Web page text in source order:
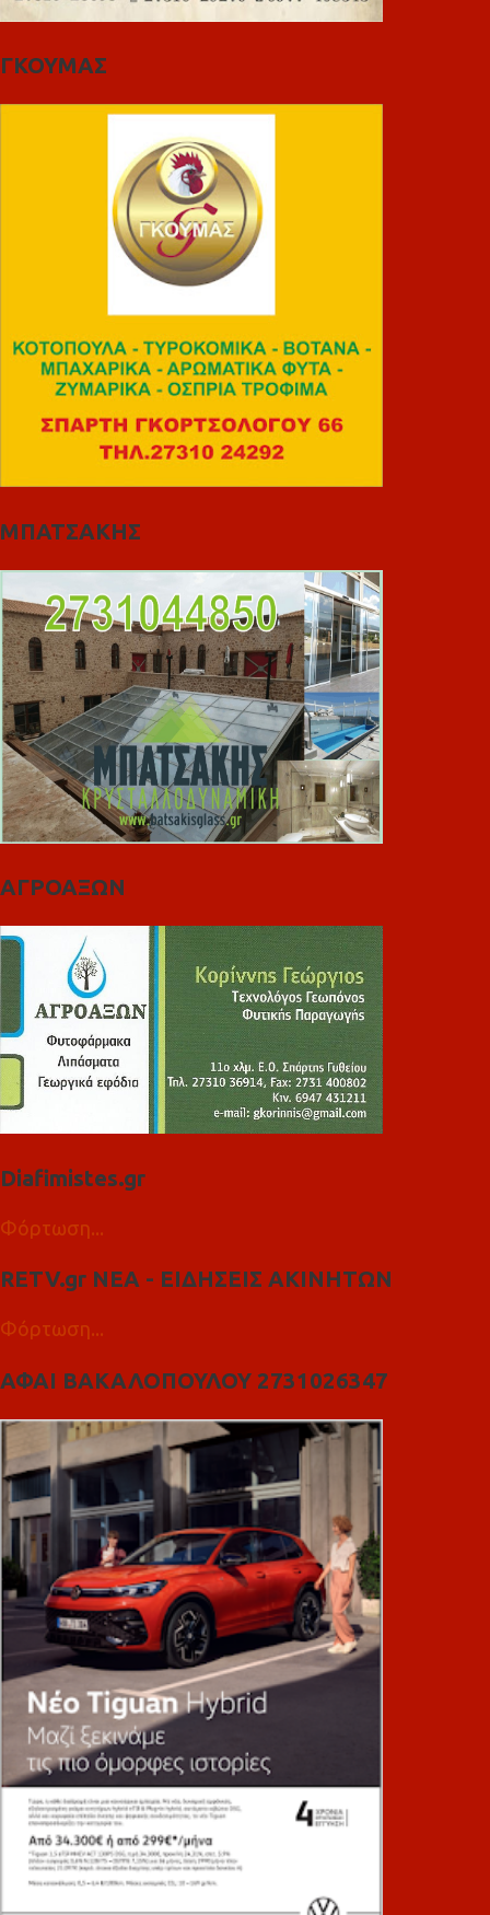
ΓΚΟΥΜΑΣ
ΜΠΑΤΣΑΚΗΣ
ΑΓΡΟΑΞΩΝ
Diafimistes.gr
Φόρτωση...
RETV.gr ΝΕΑ - ΕΙΔΗΣΕΙΣ ΑΚΙΝΗΤΩΝ
Φόρτωση...
ΑΦΑΙ ΒΑΚΑΛΟΠΟΥΛΟΥ 2731026347